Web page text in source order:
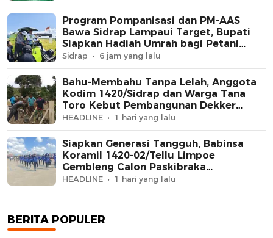
Program Pompanisasi dan PM-AAS
Bawa Sidrap Lampaui Target, Bupati
Siapkan Hadiah Umrah bagi Petani
Berprestasi
Sidrap 6 jam yang lalu
Bahu-Membahu Tanpa Lelah, Anggota
Kodim 1420/Sidrap dan Warga Tana
Toro Kebut Pembangunan Dekker
Jembatan Beton
HEADLINE 1 hari yang lalu
Siapkan Generasi Tangguh, Babinsa
Koramil 1420-02/Tellu Limpoe
Gembleng Calon Paskibraka
Kecamatan
HEADLINE 1 hari yang lalu
BERITA POPULER